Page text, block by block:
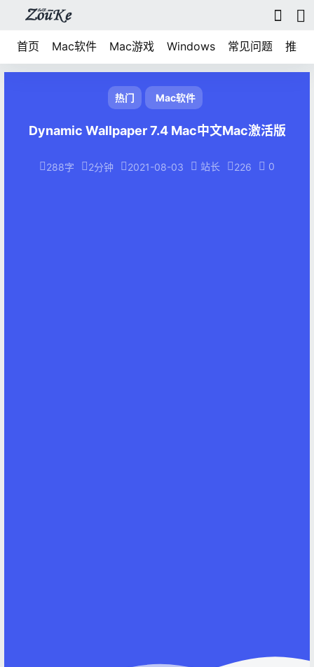
首页 Mac软件 Mac游戏 Windows 常见问题 推荐
热门 Mac软件
Dynamic Wallpaper 7.4 Mac中文Mac激活版
288字 2分钟 2021-08-03 站长 226 0